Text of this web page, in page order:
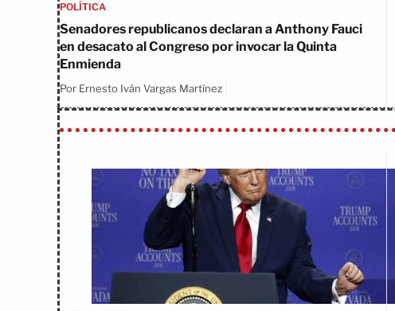
POLÍTICA
Senadores republicanos declaran a Anthony Fauci
en desacato al Congreso por invocar la Quinta
Enmienda
Por Ernesto Iván Vargas Martínez